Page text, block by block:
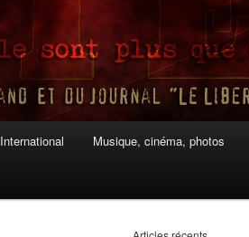
International Musique, cinéma, photos